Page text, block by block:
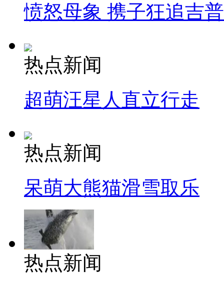
愤怒母象 携子狂追吉
热点新闻
超萌汪星人直立行走
热点新闻
呆萌大熊猫滑雪取乐
热点新闻